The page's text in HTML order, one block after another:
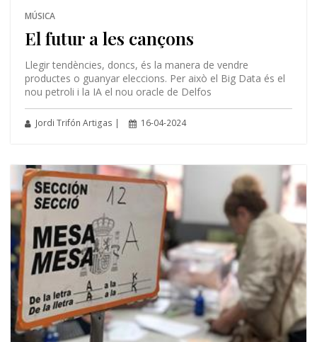
MÚSICA
El futur a les cançons
Llegir tendències, doncs, és la manera de vendre
productes o guanyar eleccions. Per això el Big Data és el
nou petroli i la IA el nou oracle de Delfos
Jordi Trifón Artigas | 16-04-2024